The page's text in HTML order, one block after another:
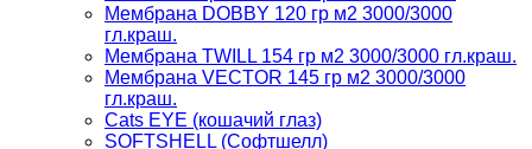
Мембрана DOBBY 120 гр м2 3000/3000
гл.краш.
Мембрана TWILL 154 гр м2 3000/3000 гл.краш.
Мембрана VECTOR 145 гр м2 3000/3000
гл.краш.
Cats EYE (кошачий глаз)
SOFTSHELL (Софтшелл)